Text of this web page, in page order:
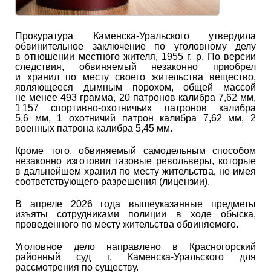
Прокуратура Каменска-Уральского утвердила
обвинительное заключение по уголовному делу
в отношении местного жителя, 1955 г. р. По версии
следствия, обвиняемый незаконно приобрел
и хранил по месту своего жительства вещество,
являющееся дымным порохом, общей массой
не менее 493 грамма, 20 патронов калибра 7,62 мм,
1 157 спортивно-охотничьих патронов калибра
5,6 мм, 1 охотничий патрон калибра 7,62 мм, 2
военных патрона калибра 5,45 мм.
Кроме того, обвиняемый самодельным способом
незаконно изготовил газовые револьверы, которые
в дальнейшем хранил по месту жительства, не имея
соответствующего разрешения (лицензии).
В апреле 2026 года вышеуказанные предметы
изъяты сотрудниками полиции в ходе обыска,
проведенного по месту жительства обвиняемого.
Уголовное дело направлено в Красногорский
районный суд г. Каменска-Уральского для
рассмотрения по существу.